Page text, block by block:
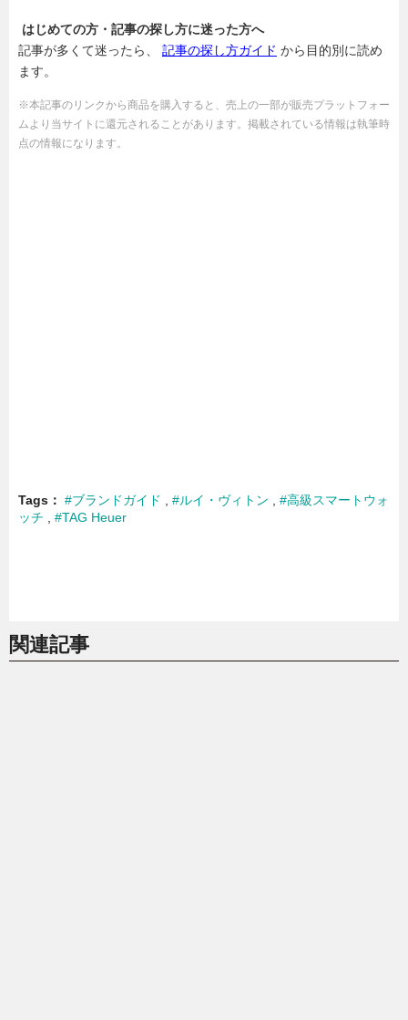
はじめての方・記事の探し方に迷った方へ
記事が多くて迷ったら、 記事の探し方ガイド から目的別に読め
ます。
※本記事のリンクから商品を購入すると、売上の一部が販売プラットフォー
ムより当サイトに還元されることがあります。掲載されている情報は執筆時
点の情報になります。
Tags #ブランドガイド #ルイ・ヴィトン
#高級スマートウォ
ッチ
#TAG Heuer
関連記事